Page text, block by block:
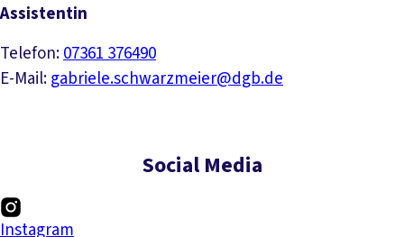
Assistentin
Telefon:07361 376490
E-Mail:gabriele.schwarzmeier@dgb.de
Social Media
Instagram